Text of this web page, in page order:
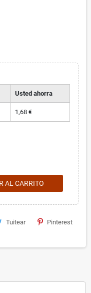
Usted ahorra
1,68 €
AL CARRITO
Tuitear Pinterest